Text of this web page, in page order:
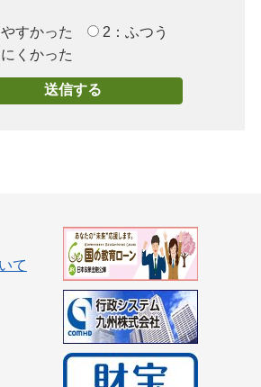
すかった
2：ふつう
くかった
て